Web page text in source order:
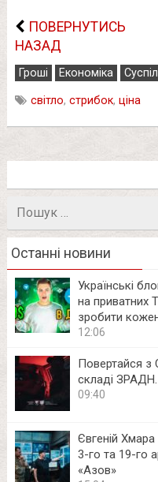
ПОВЕРНУТИСЬ
НАЗАД
Гроші Економіка
світло, стрибок, ціна
Пошук
Останні новини
Українські
на приватних
зробити
12:06
Повертайся з
складі ЗРАДН.
09:40
Євгеній
3-го та 19-го
«Азов»